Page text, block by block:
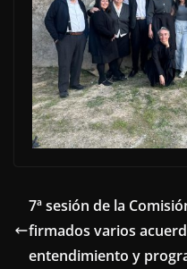
7ª sesión de la
firmados varios
entendimiento y